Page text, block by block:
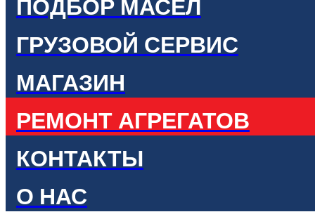
ПОДБОР МАСЕЛ
ГРУЗОВОЙ СЕРВИС
МАГАЗИН
РЕМОНТ АГРЕГАТОВ
КОНТАКТЫ
О НАС